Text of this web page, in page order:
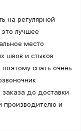
на регулярной
лучшее
место
швов и стыков
спать очень
до доставки
производителю и